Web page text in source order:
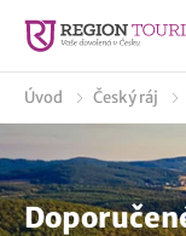
Úvod Český ráj